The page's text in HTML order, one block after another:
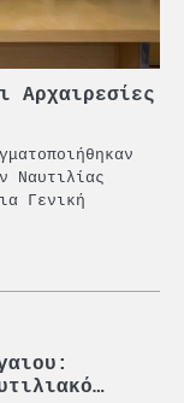
Αρχαιρεσίες
Ναυτιλίας
Γενική
περνά
Ρυμουλκών:
να
Σπετσών